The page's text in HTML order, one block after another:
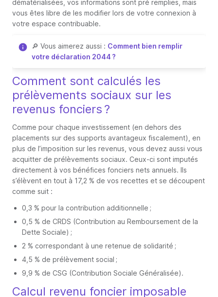
dématérialisées, vos informations sont pré remplies, mais
vous êtes libre de les modifier lors de votre connexion à
votre espace contribuable.
🔎 Vous aimerez aussi : Comment bien remplir
votre déclaration 2044 ?
Comment sont calculés les
prélèvements sociaux sur les
revenus fonciers ?
Comme pour chaque investissement (en dehors des
placements sur des supports avantageux fiscalement), en
plus de l’imposition sur les revenus, vous devez aussi vous
acquitter de prélèvements sociaux. Ceux-ci sont imputés
directement à vos bénéfices fonciers nets annuels. Ils
s’élèvent en tout à 17,2 % de vos recettes et se découpent
comme suit :
0,3 % pour la contribution additionnelle ;
0,5 % de CRDS (Contribution au Remboursement de la
Dette Sociale) ;
2 % correspondant à une retenue de solidarité ;
4,5 % de prélèvement social ;
9,9 % de CSG (Contribution Sociale Généralisée).
Calcul revenu foncier imposable